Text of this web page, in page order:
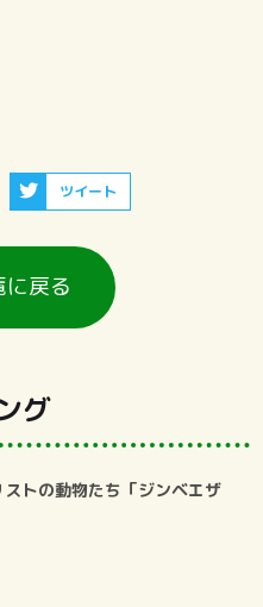
ツイート
に戻る
グ
ストの動物たち「ジンベエザ